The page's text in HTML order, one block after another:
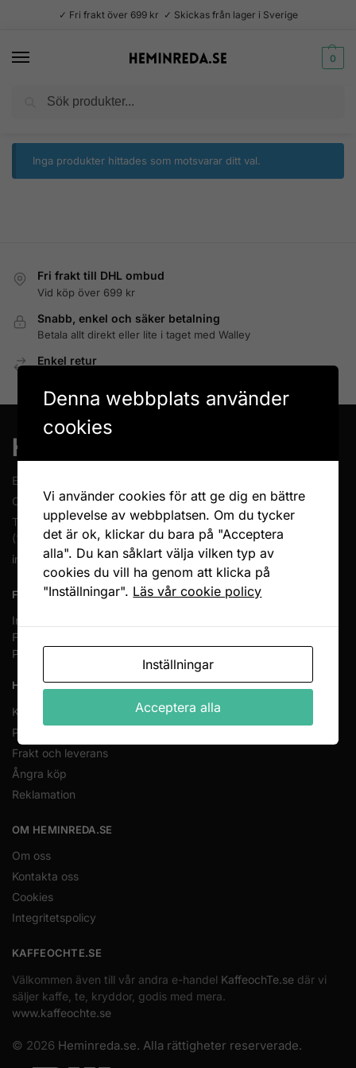
✓ Fri frakt över 699 kr ✓ Skickas från lager i Sverige
0
Produkter märkta ”kaprifol”
Inga produkter hittades som motsvarar ditt val.
Fri frakt till DHL ombud
Vid köp över 699 kr
Snabb, enkel och säker betalning
Betala allt direkt eller lite i taget med Walley
Enkel retur
En del av Novodesign AB
Org.nr. 556790-1235
Tel.
08-400 209 60
(10-17 mån-fre)
info@heminreda.se
FÖLJ OSS
Instagram
Facebook
Pinterest
HANDLA HOS OSS
Köpvillkor
Priser och betalning
Frakt och leverans
Ångra köp
Reklamation
OM HEMINREDA.SE
Om oss
Kontakta oss
Cookies
Integritetspolicy
KAFFEOCHTE.SE
Välkommen även till vår andra e-handel KaffeochTe.se där vi
säljer kaffe, te, kryddor, godis med mera.
www.kaffeochte.se
© 2026 Heminreda.se. Alla rättigheter reserverade.
Denna webbplats använder
cookies
Vi använder cookies för att ge dig en bättre
upplevelse av webbplatsen. Om du tycker
det är ok, klickar du bara på "Acceptera
alla". Du kan såklart välja vilken typ av
cookies du vill ha genom att klicka på
"Inställningar". Läs vår cookie policy
Inställningar
Acceptera alla